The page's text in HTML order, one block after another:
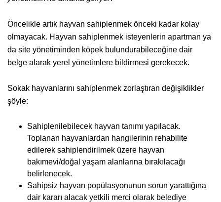
Öncelikle artık hayvan sahiplenmek önceki kadar kolay
olmayacak. Hayvan sahiplenmek isteyenlerin apartman ya
da site yönetiminden köpek bulundurabileceğine dair
belge alarak yerel yönetimlere bildirmesi gerekecek.
Sokak hayvanlarını sahiplenmek zorlaştıran değişiklikler
şöyle:
Sahiplenilebilecek hayvan tanımı yapılacak.
Toplanan hayvanlardan hangilerinin rehabilite
edilerek sahiplendirilmek üzere hayvan
bakımevi/doğal yaşam alanlarına bırakılacağı
belirlenecek.
Sahipsiz hayvan popülasyonunun sorun yarattığına
dair kararı alacak yetkili merci olarak belediye